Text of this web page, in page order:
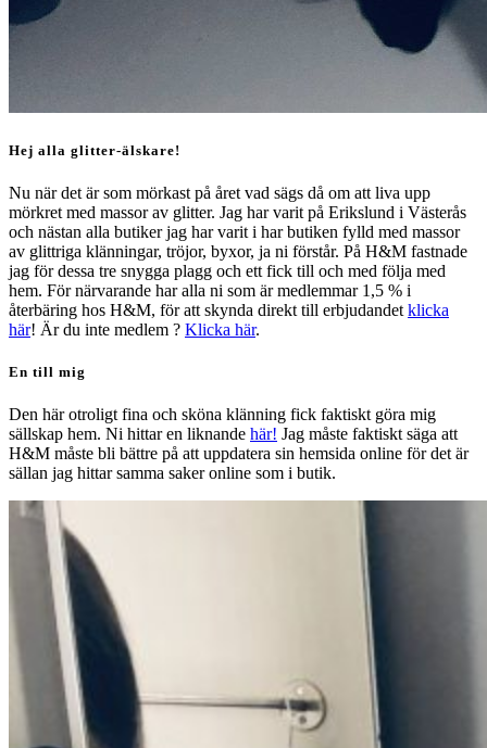
Hej alla glitter-älskare!
Nu när det är som mörkast på året vad sägs då om att liva upp
mörkret med massor av glitter. Jag har varit på Erikslund i Västerås
och nästan alla butiker jag har varit i har butiken fylld med massor
av glittriga klänningar, tröjor, byxor, ja ni förstår. På H&M fastnade
jag för dessa tre snygga plagg och ett fick till och med följa med
hem. För närvarande har alla ni som är medlemmar 1,5 % i
återbäring hos H&M, för att skynda direkt till erbjudandet klicka
här! Är du inte medlem ? Klicka här.
En till mig
Den här otroligt fina och sköna klänning fick faktiskt göra mig
sällskap hem. Ni hittar en liknande här! Jag måste faktiskt säga att
H&M måste bli bättre på att uppdatera sin hemsida online för det är
sällan jag hittar samma saker online som i butik.